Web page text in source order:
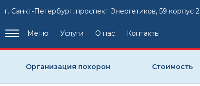
г. Санкт-Петербург, проспект Энергетиков, 59 корпус 2
Меню Услуги О нас Контакты
Организация похорон Стоимость